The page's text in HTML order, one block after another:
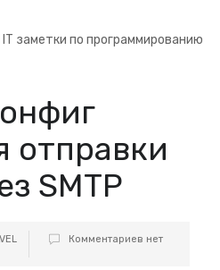
IT заметки по программированию
отправки
SMTP
Комментариев нет